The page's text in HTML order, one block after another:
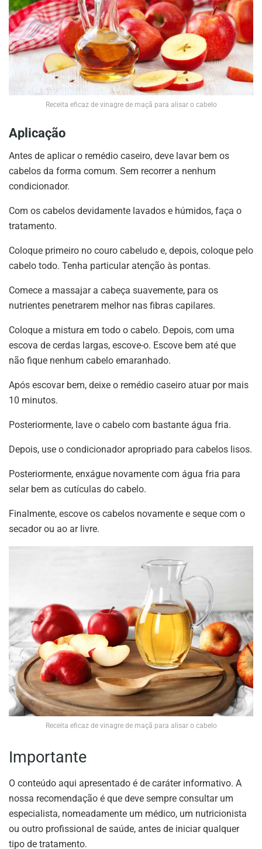
Receita eficaz de vinagre de maçã para alisar o cabelo
Aplicação
Antes de aplicar o remédio caseiro, deve lavar bem os
cabelos da forma comum. Sem recorrer a nenhum
condicionador.
Com os cabelos devidamente lavados e húmidos, faça o
tratamento.
Coloque primeiro no couro cabeludo e, depois, coloque pelo
cabelo todo. Tenha particular atenção às pontas.
Comece a massajar a cabeça suavemente, para os
nutrientes penetrarem melhor nas fibras capilares.
Coloque a mistura em todo o cabelo. Depois, com uma
escova de cerdas largas, escove-o. Escove bem até que
não fique nenhum cabelo emaranhado.
Após escovar bem, deixe o remédio caseiro atuar por mais
10 minutos.
Posteriormente, lave o cabelo com bastante água fria.
Depois, use o condicionador apropriado para cabelos lisos.
Posteriormente, enxágue novamente com água fria para
selar bem as cutículas do cabelo.
Finalmente, escove os cabelos novamente e seque com o
secador ou ao ar livre.
Receita eficaz de vinagre de maçã para alisar o cabelo
Importante
O conteúdo aqui apresentado é de caráter informativo. A
nossa recomendação é que deve sempre consultar um
especialista, nomeadamente um médico, um nutricionista
ou outro profissional de saúde, antes de iniciar qualquer
tipo de tratamento.